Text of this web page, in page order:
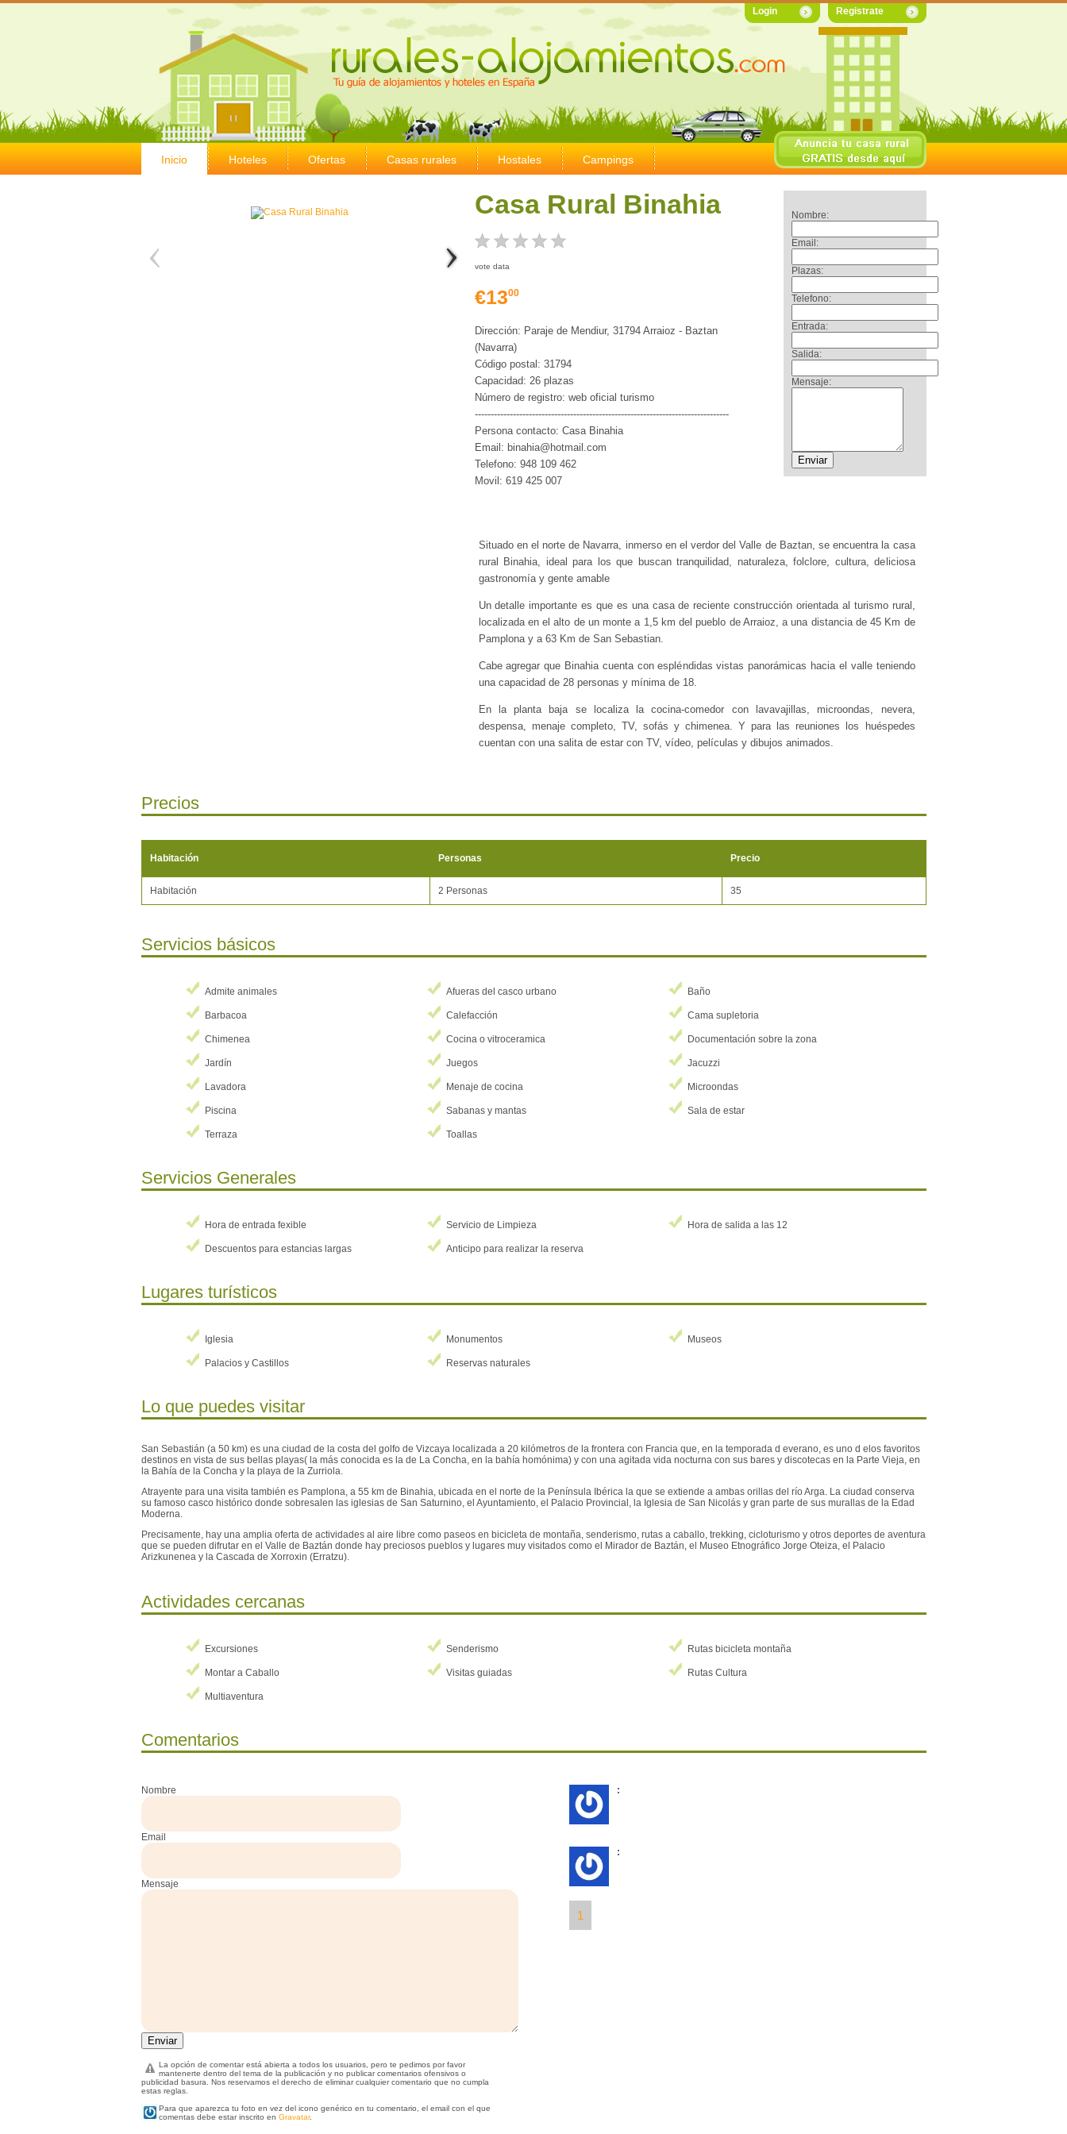
Login Registrate
Inicio Hoteles Ofertas Casas rurales Hostales Campings
Nombre:
Email:
Plazas:
Telefono:
Entrada:
Salida:
Mensaje:
Casa Rural Binahia
vote data
€1300
Dirección: Paraje de Mendiur, 31794 Arraioz - Baztan
(Navarra)
Código postal: 31794
Capacidad: 26 plazas
Número de registro: web oficial turismo
--------------------------------------------------------------------------------
Persona contacto: Casa Binahia
Email: binahia@hotmail.com
Telefono: 948 109 462
Movil: 619 425 007
Situado en el norte de Navarra, inmerso en el verdor del Valle de Baztan, se encuentra la casa
rural Binahia, ideal para los que buscan tranquilidad, naturaleza, folclore, cultura, deliciosa
gastronomía y gente amable
Un detalle importante es que es una casa de reciente construcción orientada al turismo rural,
localizada en el alto de un monte a 1,5 km del pueblo de Arraioz, a una distancia de 45 Km de
Pamplona y a 63 Km de San Sebastian.
Cabe agregar que Binahia cuenta con espléndidas vistas panorámicas hacia el valle teniendo
una capacidad de 28 personas y mínima de 18.
En la planta baja se localiza la cocina-comedor con lavavajillas, microondas, nevera,
despensa, menaje completo, TV, sofás y chimenea. Y para las reuniones los huéspedes
cuentan con una salita de estar con TV, vídeo, películas y dibujos animados.
Navarra en vista del auge del turismo rural, ya que el valle cuenta con el mejor escenario para
las escapadas de fin de semana o las vacaciones de temporada.
Precios
Habitación Personas Precio
Habitación 2 Personas 35
Servicios básicos
Admite animales Afueras del casco urbano Baño
Barbacoa Calefacción Cama supletoria
Chimenea Cocina o vitroceramica Documentación sobre la zona
Jardín Juegos Jacuzzi
Lavadora Menaje de cocina Microondas
Piscina Sabanas y mantas Sala de estar
Terraza Toallas
Servicios Generales
Hora de entrada fexible Servicio de Limpieza Hora de salida a las 12
Descuentos para estancias largas Anticipo para realizar la reserva
Lugares turísticos
Iglesia Monumentos Museos
Palacios y Castillos Reservas naturales
Lo que puedes visitar
San Sebastián (a 50 km) es una ciudad de la costa del golfo de Vizcaya localizada a 20 kilómetros de la frontera con Francia que, en la temporada d everano, es uno d elos favoritos
destinos en vista de sus bellas playas( la más conocida es la de La Concha, en la bahía homónima) y con una agitada vida nocturna con sus bares y discotecas en la Parte Vieja, en
la Bahía de la Concha y la playa de la Zurriola.
Atrayente para una visita también es Pamplona, a 55 km de Binahia, ubicada en el norte de la Península Ibérica la que se extiende a ambas orillas del río Arga. La ciudad conserva
su famoso casco histórico donde sobresalen las iglesias de San Saturnino, el Ayuntamiento, el Palacio Provincial, la Iglesia de San Nicolás y gran parte de sus murallas de la Edad
Moderna.
Precisamente, hay una amplia oferta de actividades al aire libre como paseos en bicicleta de montaña, senderismo, rutas a caballo, trekking, cicloturismo y otros deportes de aventura
que se pueden difrutar en el Valle de Baztán donde hay preciosos pueblos y lugares muy visitados como el Mirador de Baztán, el Museo Etnográfico Jorge Oteiza, el Palacio
Arizkunenea y la Cascada de Xorroxin (Erratzu).
Actividades cercanas
Excursiones Senderismo Rutas bicicleta montaña
Montar a Caballo Visitas guiadas Rutas Cultura
Multiaventura
Comentarios
Nombre
Email
Mensaje
La opción de comentar está abierta a todos los usuarios, pero te pedimos por favor
mantenerte dentro del tema de la publicación y no publicar comentarios ofensivos o
publicidad basura. Nos reservamos el derecho de eliminar cualquier comentario que no cumpla
estas reglas.
Para que aparezca tu foto en vez del icono genérico en tu comentario, el email con el que
comentas debe estar inscrito en Gravatar.
:
:
1